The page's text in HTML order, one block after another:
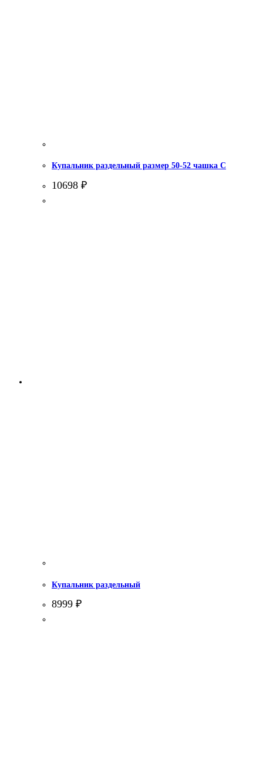
Купальник раздельный размер 50-52 чашка С
10698 ₽
Купальник раздельный
8999 ₽